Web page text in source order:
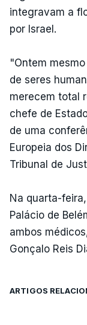
integravam a
por Israel.
"Ontem
de seres
merecem total
chefe de
de uma
Europeia dos
Tribunal de
Na quarta-
Palácio de
ambos
Gonçalo Reis
ARTIGOS